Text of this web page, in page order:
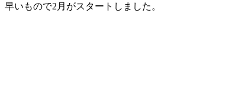
早いもので2月がスタートしました。